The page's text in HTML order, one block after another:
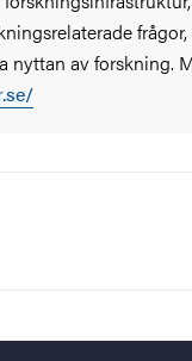
nyttan av forskning.